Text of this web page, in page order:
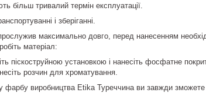
більш тривалий термін експлуатації.
і зберіганні.
максимально довго, перед нанесенням
матеріал:
піскоструйною установкою і нанесіть фосфатне
розчин для хроматування.
фарбу виробництва Etika Туреччина ви завжди